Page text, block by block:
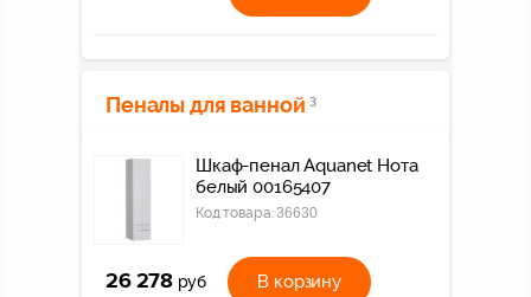
Пеналы для ванной 3
Шкаф-пенал Aquanet Нота
белый 00165407
Код товара:36630
26 278 руб В корзину